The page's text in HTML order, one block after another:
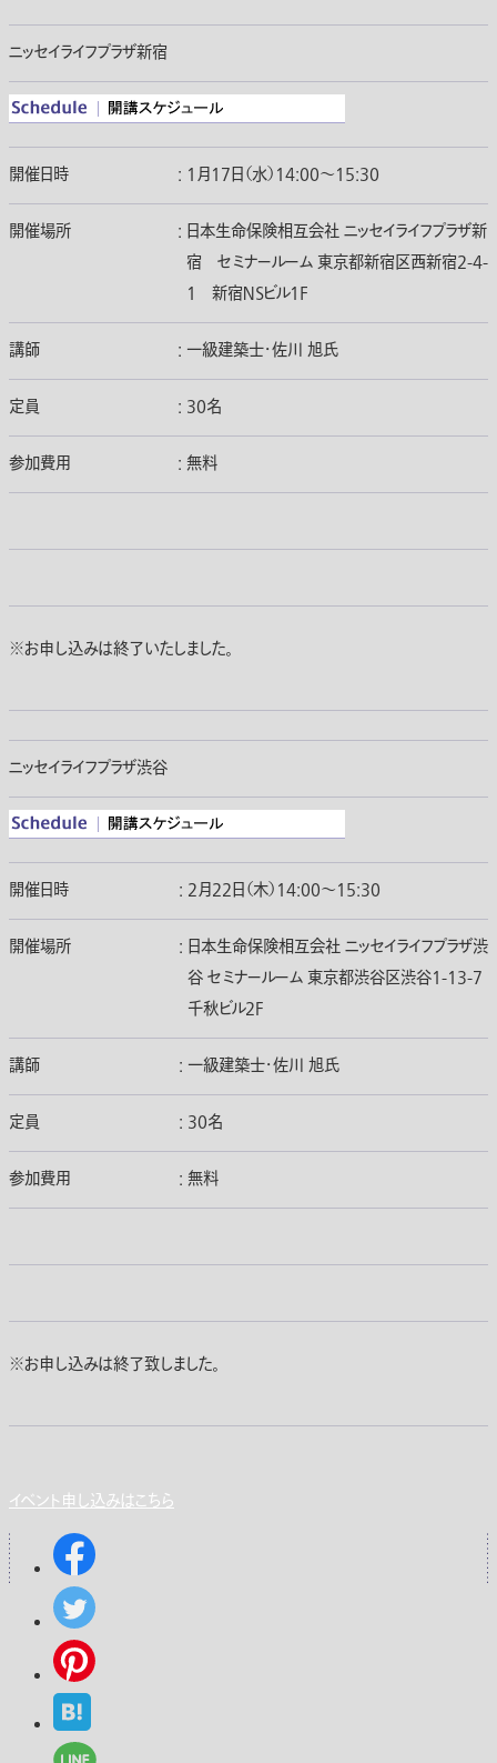
ニッセイライフプラザ新宿
開催日時 : 1月17日（水）14:00〜15:30
開催場所 : 日本生命保険相互会社 ニッセイライフプラザ新
宿 セミナールーム 東京都新宿区西新宿2-4-
1 新宿ＮＳビル1F
講師 : 一級建築士・佐川 旭氏
定員 : 30名
参加費用 : 無料
※お申し込みは終了いたしました。
ニッセイライフプラザ渋谷
開催日時 : 2月22日（木）14:00〜15:30
開催場所 : 日本生命保険相互会社 ニッセイライフプラザ渋
谷 セミナールーム 東京都渋谷区渋谷1-13-7
千秋ビル2Ｆ
講師 : 一級建築士・佐川 旭氏
定員 : 30名
参加費用 : 無料
※お申し込みは終了致しました。
イベント申し込みはこちら